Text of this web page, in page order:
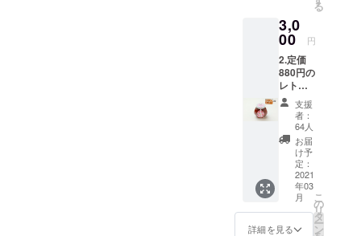
換券番
号」に
則して
順次お
手元に
お送り
するこ
とにな
りま
す。
手元に
「レト
ルト引
換券」
と商品
をお送
りしま
す。ま
た、レ
トルト
そのも
のは完
成次
第、
す。プ
ロジェ
クト終
了２ヶ
月後、
レトル
トは出
来上が
り次
第、送
料込み
でお届
しま
す。 お
名前、
のご住
6月30
日、引
付き）
１０枚
と冷凍
ピロシ
キ 2
セット
（５個
入り
×2）と
冷凍ピ
ロシキ
《期間
レー
（有効
期限：
2021年
6月30
日、引
換番号
とお名
前付
き）２
枚お送
りしま
す。プ
ロジェ
クト終
了２ヶ
月後、
レトル
シカ手
ぬぐい
（ブ
ルー）
１枚 内
容：オ
リジナ
ルマト
リョー
シカ手
ぬぐい
（ブ
ルー）
１枚と
ビーフ
ストロ
ガノフ
る
3,0
00 円
2.定価
880円の
レトル
ト引換
券２枚
とブル
ガリア
の薔薇
ジャム
（ロシ
アン
ティー
用） 内
容：ロ
支援
者：
64人
お届
け予
定：
2021
年03
月
詳細を見る
こ
の
リ
タ
ー
ン